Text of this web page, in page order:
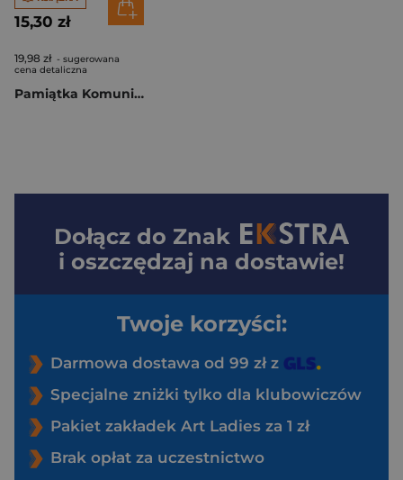
15,30 zł
19,98 zł - sugerowana
cena detaliczna
Pamiątka Komunii PMB-0066
Dołącz do Znak
i oszczędzaj na dostawie!
Twoje korzyści:
Darmowa dostawa od 99 zł z
Specjalne zniżki tylko dla klubowiczów
Pakiet zakładek Art Ladies za 1 zł
Brak opłat za uczestnictwo